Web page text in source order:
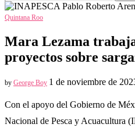
Quintana Roo
Mara Lezama
proyectos sobre
by George Boy 1 de noviembre de
Con el apoyo del Gobierno de
Nacional de Pesca y Acuacultura